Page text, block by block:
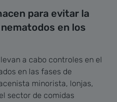
para evitar la
en los
a cabo controles en el
en las fases de
minorista, lonjas,
sector de comidas